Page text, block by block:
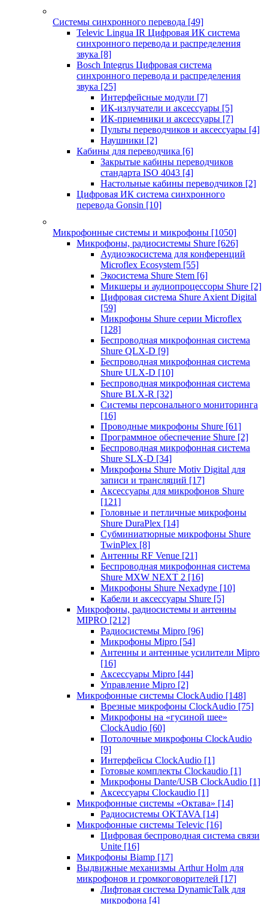
Системы синхронного перевода [49]
Televic Lingua IR Цифровая ИК система
синхронного перевода и распределения
звука [8]
Bosch Integrus Цифровая система
синхронного перевода и распределения
звука [25]
Интерфейсные модули [7]
ИК-излучатели и аксессуары [5]
ИК-приемники и аксессуары [7]
Пульты переводчиков и аксессуары [4]
Наушники [2]
Кабины для переводчика [6]
Закрытые кабины переводчиков
стандарта ISO 4043 [4]
Настольные кабины переводчиков [2]
Цифровая ИК система синхронного
перевода Gonsin [10]
Микрофонные системы и микрофоны [1050]
Микрофоны, радиосистемы Shure [626]
Аудиоэкосистема для конференций
Microflex Ecosystem [55]
Экосистема Shure Stem [6]
Микшеры и аудиопроцессоры Shure [2]
Цифровая система Shure Axient Digital
[59]
Микрофоны Shure серии Microflex
[128]
Беспроводная микрофонная система
Shure QLX-D [9]
Беспроводная микрофонная система
Shure ULX-D [10]
Беспроводная микрофонная система
Shure BLX-R [32]
Системы персонального мониторинга
[16]
Проводные микрофоны Shure [61]
Программное обеспечение Shure [2]
Беспроводная микрофонная система
Shure SLX-D [34]
Микрофоны Shure Motiv Digital для
записи и трансляций [17]
Аксессуары для микрофонов Shure
[121]
Головные и петличные микрофоны
Shure DuraPlex [14]
Субминиатюрные микрофоны Shure
TwinPlex [8]
Антенны RF Venue [21]
Беспроводная микрофонная система
Shure MXW NEXT 2 [16]
Микрофоны Shure Nexadyne [10]
Кабели и аксессуары Shure [5]
Микрофоны, радиосистемы и антенны
MIPRO [212]
Радиосистемы Mipro [96]
Микрофоны Mipro [54]
Антенны и антенные усилители Mipro
[16]
Аксессуары Mipro [44]
Управление Mipro [2]
Микрофонные системы ClockAudio [148]
Врезные микрофоны ClockAudio [75]
Микрофоны на «гусиной шее»
ClockAudio [60]
Потолочные микрофоны ClockAudio
[9]
Интерфейсы ClockAudio [1]
Готовые комплекты Clockaudio [1]
Микрофоны Dante/USB ClockAudio [1]
Аксессуары Clockaudio [1]
Микрофонные системы «Октава» [14]
Радиосистемы OKTAVA [14]
Микрофонные системы Televic [16]
Цифровая беспроводная система связи
Unite [16]
Микрофоны Biamp [17]
Выдвижные механизмы Arthur Holm для
микрофонов и громкоговорителей [17]
Лифтовая система DynamicTalk для
микрофона [4]